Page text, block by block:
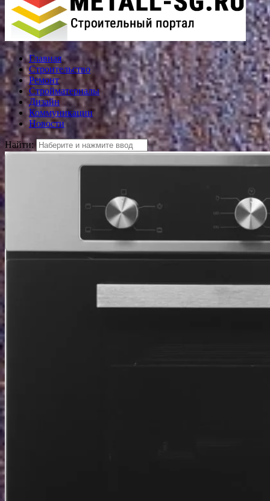
Главная
Строительство
Ремонт
Стройматериалы
Дизайн
Коммуникации
Новости
Найти: